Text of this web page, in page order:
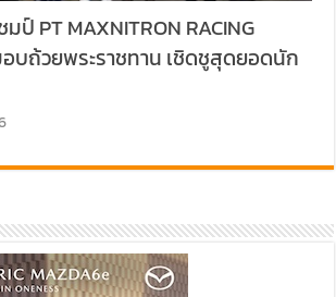
ป์ PT MAXNITRON RACING
อบถ้วยพระราชทาน เชิดชูสุดยอดนัก